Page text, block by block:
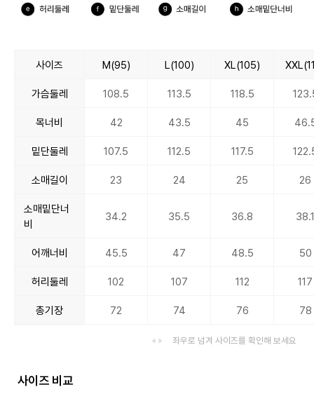
사이즈 M(95) L(100) XL(105)
가슴둘레 108.5 113.5 118.5
목너비 42 43.5 45
밑단둘레 107.5 112.5 117.5
소매길이 23 24 25 26
소매밑단너
비
34.2 35.5 36.8
어깨너비 45.5 47 48.5 50
허리둘레 102 107 112 117
총기장 72 74 76 78
좌우로 넘겨 사이즈를 확인해 보세요
사이즈 비교